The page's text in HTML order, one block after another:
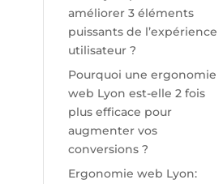
améliorer 3 éléments
puissants de l’expérience
utilisateur ?
Pourquoi une ergonomie
web Lyon est-elle 2 fois
plus efficace pour
augmenter vos
conversions ?
Ergonomie web Lyon: